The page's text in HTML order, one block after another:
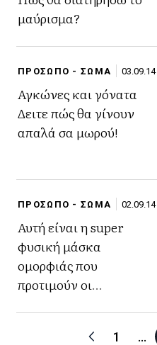
μαύρισμα?
ΠΡΟΣΩΠΟ - ΣΩΜΑ 03.09.14
Αγκώνες και γόνατα
Δειτε πώς θα γίνουν
απαλά σα μωρού!
ΠΡΟΣΩΠΟ - ΣΩΜΑ 02.09.14
Αυτή είναι η super
φυσική μάσκα
ομορφιάς που
προτιμούν οι
1 …